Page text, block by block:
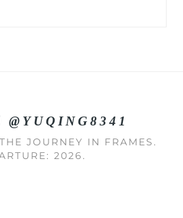
@YUQING8341
JOURNEY IN FRAMES.
2026.